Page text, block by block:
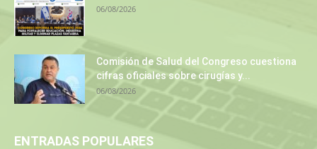
06/08/2026
Comisión de Salud del Congreso cuestiona
cifras oficiales sobre cirugías y...
06/08/2026
ENTRADAS POPULARES